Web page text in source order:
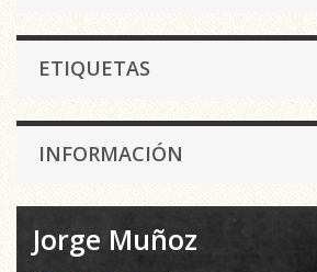
ETIQUETAS
INFORMACIÓN
Jorge Muñoz